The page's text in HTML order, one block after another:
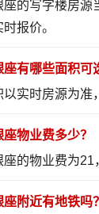
的写字楼房源
报价。
有哪些面积可
实时房源为准
物业费多少？
的物业费为
附近有地铁吗？